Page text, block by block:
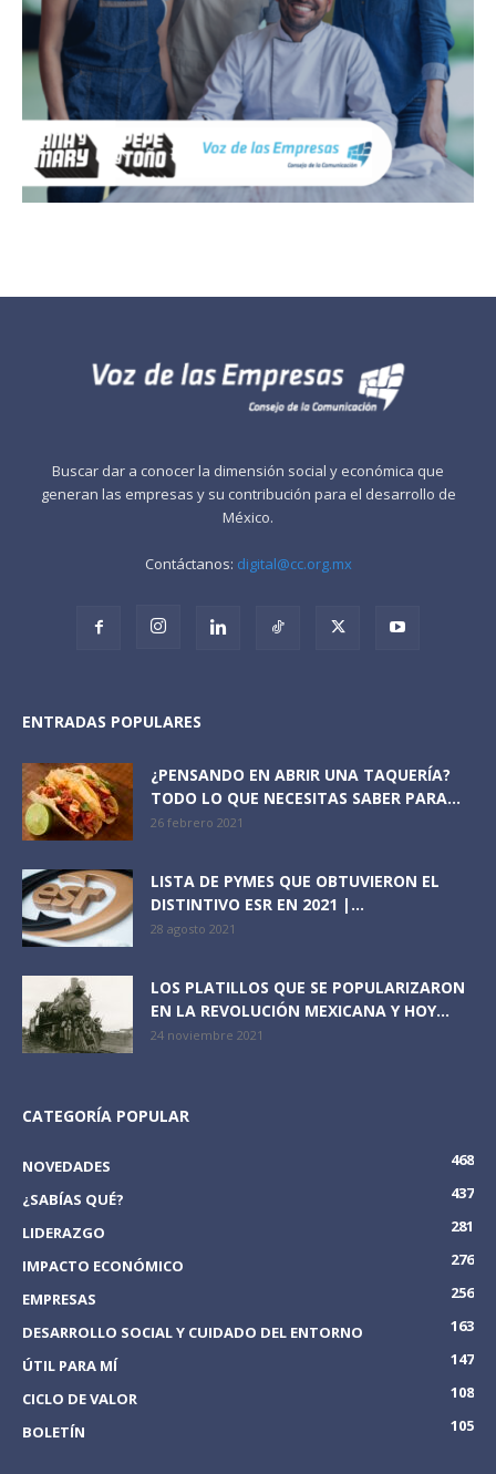
Buscar dar a conocer la dimensión social y económica que
generan las empresas y su contribución para el desarrollo de
México.
Contáctanos: digital@cc.org.mx
ENTRADAS POPULARES
¿PENSANDO EN ABRIR UNA TAQUERÍA?
TODO LO QUE NECESITAS SABER PARA...
26 febrero 2021
LISTA DE PYMES QUE OBTUVIERON EL
DISTINTIVO ESR EN 2021 |...
28 agosto 2021
LOS PLATILLOS QUE SE POPULARIZARON
EN LA REVOLUCIÓN MEXICANA Y HOY...
24 noviembre 2021
CATEGORÍA POPULAR
NOVEDADES
468
¿SABÍAS QUÉ?
437
LIDERAZGO
281
IMPACTO ECONÓMICO
276
EMPRESAS
256
DESARROLLO SOCIAL Y CUIDADO DEL ENTORNO
163
ÚTIL PARA MÍ
147
CICLO DE VALOR
108
BOLETÍN
105